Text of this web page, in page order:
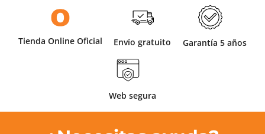
Tienda Online Oficial Envío gratuito Garantía 5 años
Web segura